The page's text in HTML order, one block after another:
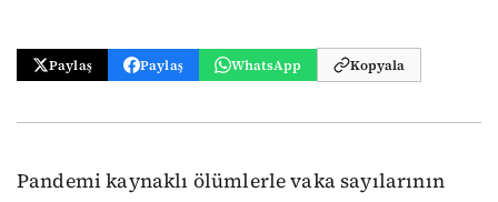
Paylaş Paylaş WhatsApp Kopyala
Pandemi kaynaklı ölümlerle vaka sayılarının